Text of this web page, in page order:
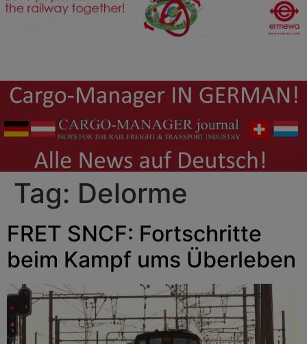
Tag: Delorme
FRET SNCF: Fortschritte
beim Kampf ums Überleben